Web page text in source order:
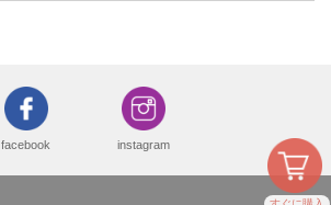
facebook instagram